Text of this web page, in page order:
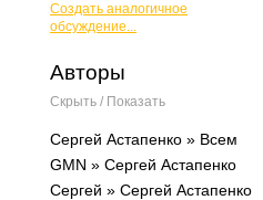
Создать аналогичное
обсуждение...
Авторы
Скрыть / Показать
Сергей Астапенко » Всем
GMN » Сергей Астапенко
Сергей » Сергей Астапенко